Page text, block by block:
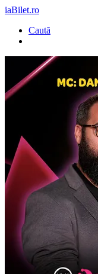
iaBilet.ro
Caută